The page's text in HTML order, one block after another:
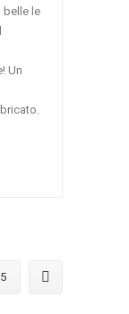
belle le
Un
5